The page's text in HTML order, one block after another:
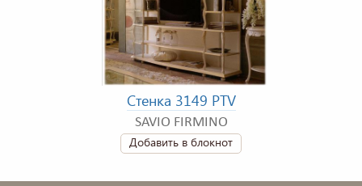
Стенка 3149 PTV
SAVIO FIRMINO
Добавить в блокнот